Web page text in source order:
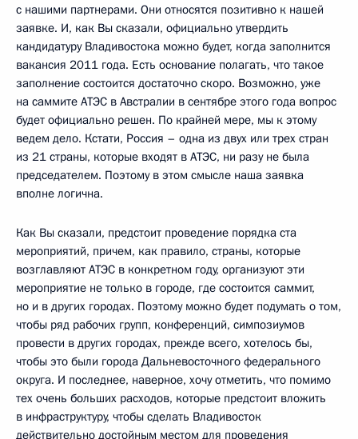
с нашими партнерами. Они относятся позитивно к нашей
заявке. И, как Вы сказали, официально утвердить
кандидатуру Владивостока можно будет, когда заполнится
вакансия 2011 года. Есть основание полагать, что такое
заполнение состоится достаточно скоро. Возможно, уже
на саммите АТЭС в Австралии в сентябре этого года вопрос
будет официально решен. По крайней мере, мы к этому
ведем дело. Кстати, Россия – одна из двух или трех стран
из 21 страны, которые входят в АТЭС, ни разу не была
председателем. Поэтому в этом смысле наша заявка
вполне логична.
Как Вы сказали, предстоит проведение порядка ста
мероприятий, причем, как правило, страны, которые
возглавляют АТЭС в конкретном году, организуют эти
мероприятие не только в городе, где состоится саммит,
но и в других городах. Поэтому можно будет подумать о том,
чтобы ряд рабочих групп, конференций, симпозиумов
провести в других городах, прежде всего, хотелось бы,
чтобы это были города Дальневосточного федерального
округа. И последнее, наверное, хочу отметить, что помимо
тех очень больших расходов, которые предстоит вложить
в инфраструктуру, чтобы сделать Владивосток
действительно достойным местом для проведения